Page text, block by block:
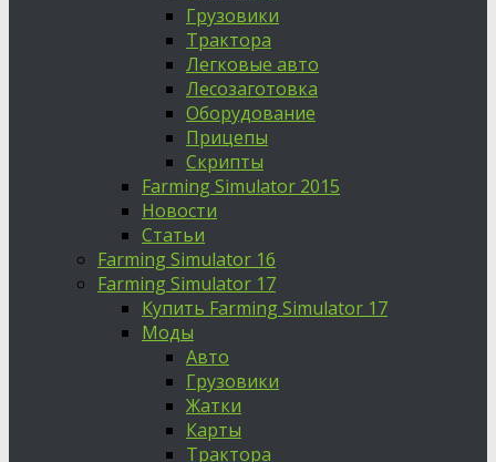
Грузовики
Трактора
Легковые авто
Лесозаготовка
Оборудование
Прицепы
Скрипты
Farming Simulator 2015
Новости
Статьи
Farming Simulator 16
Farming Simulator 17
Купить Farming Simulator 17
Моды
Авто
Грузовики
Жатки
Карты
Трактора